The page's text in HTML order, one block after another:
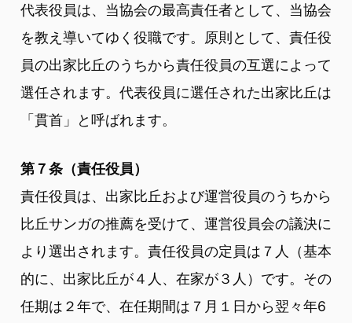
代表役員は、当協会の最高責任者として、当協会
を教え導いてゆく役職です。原則として、責任役
員の出家比丘のうちから責任役員の互選によって
選任されます。代表役員に選任された出家比丘は
「貫首」と呼ばれます。
第７条（責任役員）
責任役員は、出家比丘および運営役員のうちから
比丘サンガの推薦を受けて、運営役員会の議決に
より選出されます。責任役員の定員は７人（基本
的に、出家比丘が４人、在家が３人）です。その
任期は２年で、在任期間は７月１日から翌々年6